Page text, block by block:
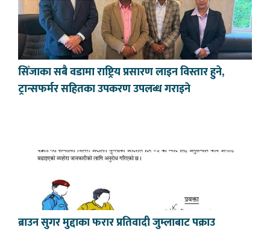
सिँजाका सबै वडामा राष्ट्रिय प्रसारण लाइन विस्तार हुने,
ट्रान्सफर्मर सहितका उपकरण उपलब्ध गराइने
ब्राउन सुगर मुद्दाका फरार प्रतिवादी जुम्लाबाट पक्राउ